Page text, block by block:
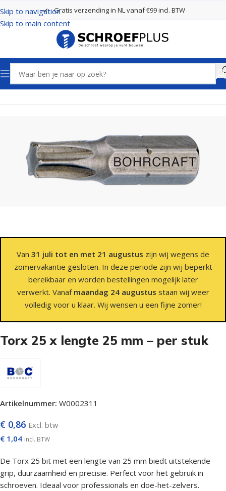
Skip to navigation
Skip to main content
Gratis verzending in NL vanaf €99 incl. BTW
Home Schroefbits
Van 31 juli tot en met 21 augustus zijn wij wegens de
zomervakantie gesloten. In deze periode zijn wij beperkt
bereikbaar en worden bestellingen mogelijk later
verwerkt. Vanaf maandag 24 augustus staan wij weer
volledig voor u klaar. Wij wensen u een fijne zomer!
Torx 25 x lengte 25 mm – per stuk
Artikelnummer: W0002311
€ 0,86 Excl. btw
€ 1,04 incl. BTW
De Torx 25 bit met een lengte van 25 mm biedt uitstekende
grip, duurzaamheid en precisie. Perfect voor het gebruik in
schroeven. Ideaal voor professionals en doe-het-zelvers.